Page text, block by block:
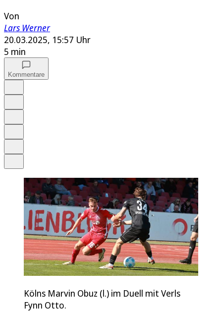
Von
Lars Werner
20.03.2025, 15:57 Uhr
5 min
Kommentare
Kölns Marvin Obuz (l.) im Duell mit Verls
Fynn Otto.